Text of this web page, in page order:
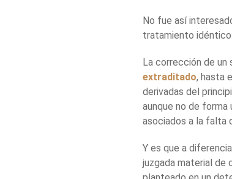
No fue así
tratamiento idéntico
La corrección de un
extraditado, hasta
derivadas del
aunque no de
asociados a la falta
Y es que a
juzgada material de